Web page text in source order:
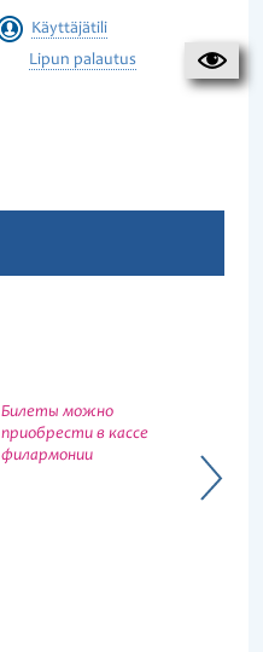
Käyttäjätili
Lipun palautus
Билеты можно
приобрести в кассе
филармонии